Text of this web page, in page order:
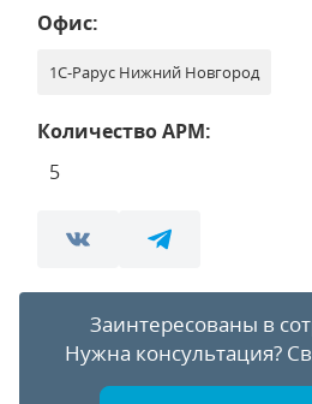
Офис:
1С-Рарус Нижний Новгород
Количество АРМ:
5
Заинтересованы в
Нужна консультация?